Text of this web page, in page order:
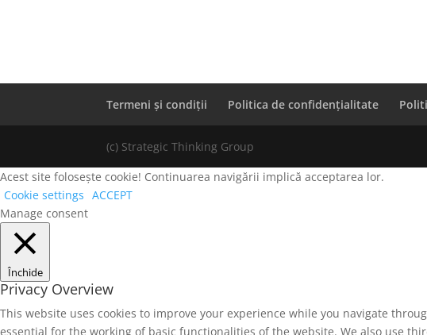
Termeni și condiții Politica de confidențialitate
(c) Strategic Thinking Group
Acest site folosește cookie! Continuarea navigării implică acceptarea lor.
Cookie settings ACCEPT
Manage consent
Închide
Privacy Overview
This website uses cookies to improve your experience while you navigate
essential for the working of basic functionalities of the website. We also use